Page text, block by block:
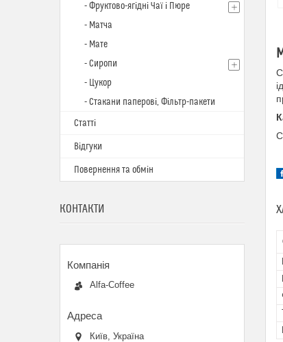
- Фруктово-ягідні Чаї і Пюре
- Матча
- Мате
- Сиропи
- Цукор
- Стакани паперові, Фільтр-пакети
Статті
Відгуки
Повернення та обмін
КОНТАКТИ
Alfa-Coffee
Київ, Україна